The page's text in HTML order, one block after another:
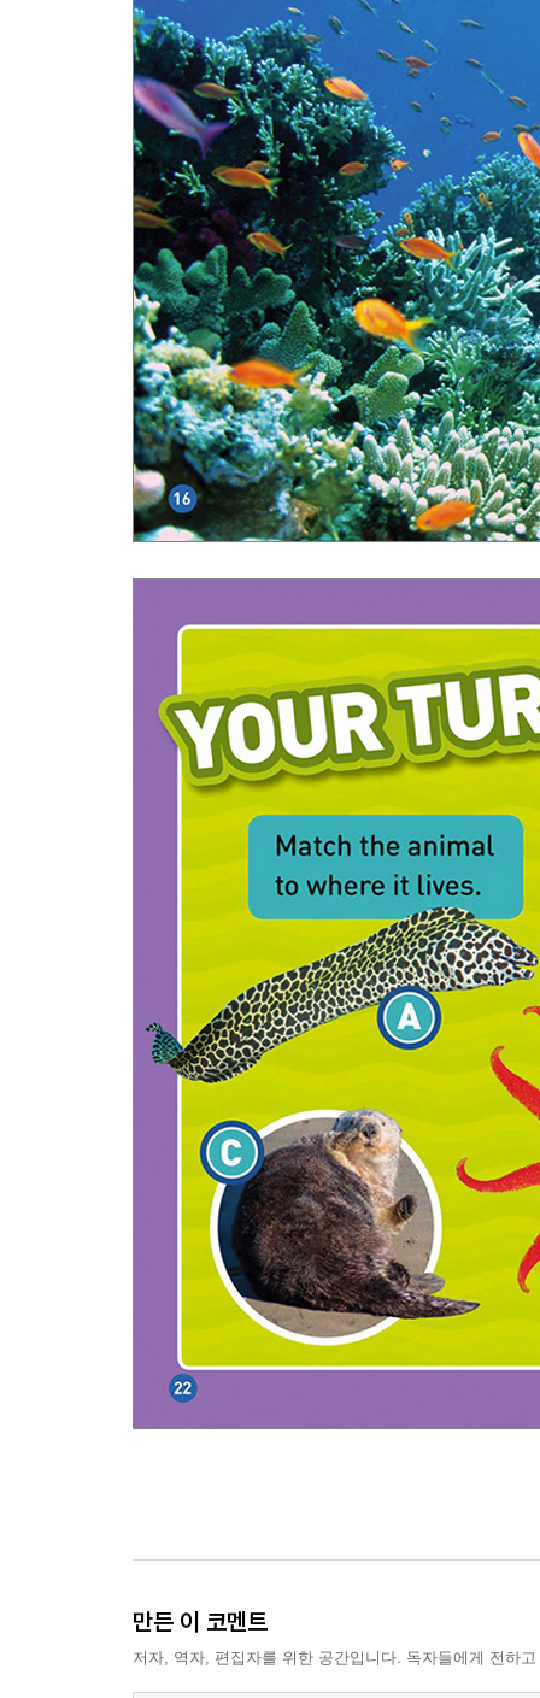
만든 이 코멘트
저자, 역자, 편집자를 위한 공간입니다. 독자들에게 전하